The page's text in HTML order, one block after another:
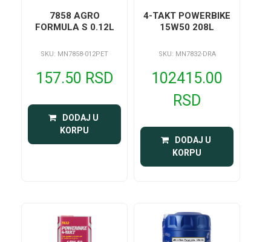
7858 AGRO
FORMULA S 0.12L
SKU: MN7858-012PET
157.50 RSD
DODAJ U
KORPU
4-TAKT POWERBIKE
15W50 208L
SKU: MN7832-DRA
102415.00
RSD
DODAJ U
KORPU